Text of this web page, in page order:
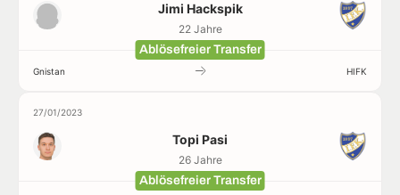
Jimi Hackspik
22 Jahre
Ablösefreier Transfer
Gnistan HIFK
27/01/2023
Topi Pasi
26 Jahre
Ablösefreier Transfer